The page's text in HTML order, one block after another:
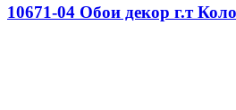
10671-04 Обои декор г.т